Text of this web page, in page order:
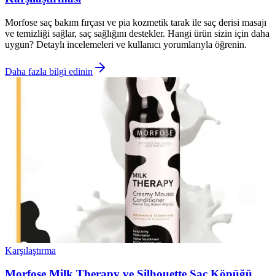
Morfose saç bakım fırçası ve pia kozmetik tarak ile saç derisi masajı
ve temizliği sağlar, saç sağlığını destekler. Hangi ürün sizin için daha
uygun? Detaylı incelemeleri ve kullanıcı yorumlarıyla öğrenin.
Daha fazla bilgi edinin
Karşılaştırma